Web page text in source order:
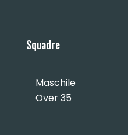
Squadre
Maschile
Over 35